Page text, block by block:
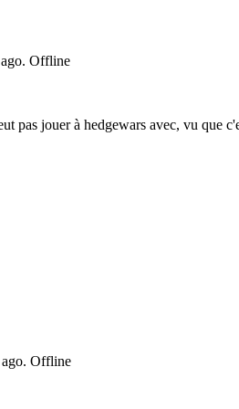
Offline
pas jouer à hedgewars avec, vu que
Offline